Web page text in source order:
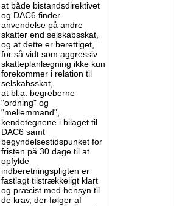
at både bistandsdirektivet
og DAC6 finder
anvendelse på andre
skatter end selskabsskat,
og at dette er berettiget,
for så vidt som aggressiv
skatteplanlægning ikke kun
forekommer i relation til
selskabsskat,
at bl.a. begreberne
"ordning" og
"mellemmand",
kendetegnene i bilaget til
DAC6 samt
begyndelsestidspunket for
fristen på 30 dage til at
opfylde
indberetningspligten er
fastlagt tilstrækkeligt klart
og præcist med hensyn til
de krav, der følger af